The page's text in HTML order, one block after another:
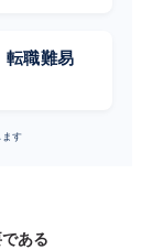
転職難易
ます
ある